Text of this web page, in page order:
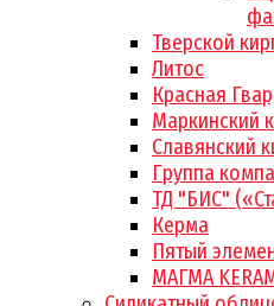
Тверской
Литос
Красная
Маркинский
Славянский
Группа
ТД "БИС"
Керма
Пятый
МАГМА